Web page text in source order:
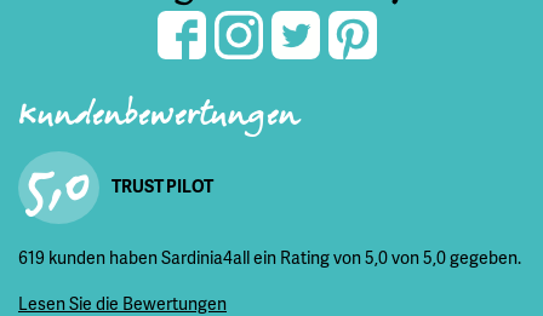
Kundenbewertungen
5,0 TRUST PILOT
619 kunden haben Sardinia4all ein Rating von 5,0 von 5,0 gegeben.
Lesen Sie die Bewertungen